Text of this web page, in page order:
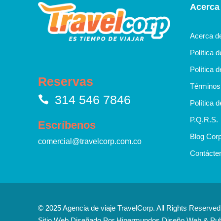
Reservas
314 546 7846
Escríbenos
comercial@travelcorp.com.co
Acerca
Política
Política
Política
P.Q.R.S.
Blog
© 2025 Agencia de viaje TravelCorp. All Rights